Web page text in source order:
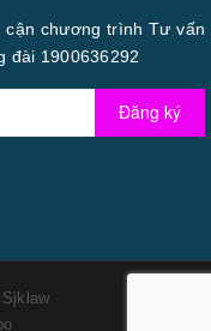
cận chương trình Tư vấn
đài 1900636292
Đăng ký
Sjklaw